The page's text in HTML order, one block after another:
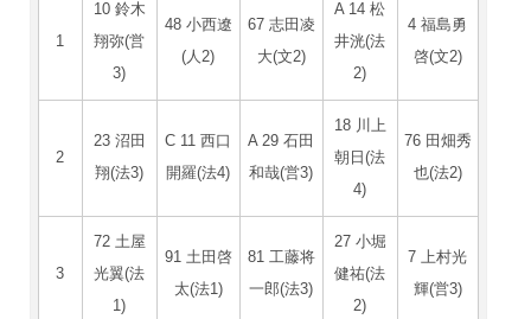
1
10 鈴木
翔弥(営
3)
48 小西遼
(人2)
67 志田凌
大(文2)
A 14 松
井洸(法
2)
4 福島勇
啓(文2)
2
23 沼田
翔(法3)
C 11 西口
開羅(法4)
A 29 石田
和哉(営3)
18 川上
朝日(法
4)
76 田畑秀
也(法2)
3
72 土屋
光翼(法
1)
91 土田啓
太(法1)
81 工藤将
一郎(法3)
27 小堀
健祐(法
2)
7 上村光
輝(営3)